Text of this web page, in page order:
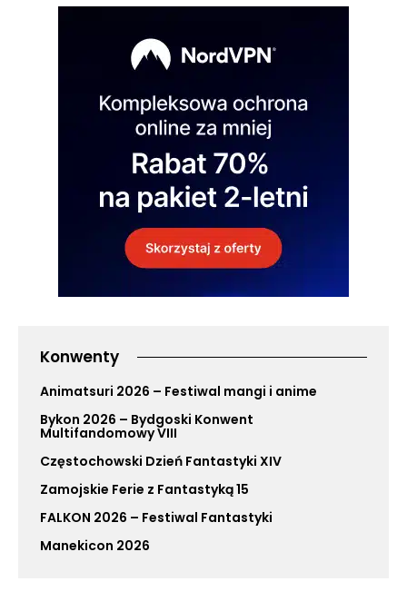
Konwenty
Animatsuri 2026 – Festiwal mangi i anime
Bykon 2026 – Bydgoski Konwent
Multifandomowy VIII
Częstochowski Dzień Fantastyki XIV
Zamojskie Ferie z Fantastyką 15
FALKON 2026 – Festiwal Fantastyki
Manekicon 2026